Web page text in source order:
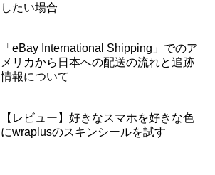
したい場合
「eBay International Shipping」でのア
メリカから日本への配送の流れと追跡
情報について
【レビュー】好きなスマホを好きな色
にwraplusのスキンシールを試す